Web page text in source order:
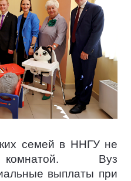
семей в ННГУ не
комнатой. Вуз
выплаты при